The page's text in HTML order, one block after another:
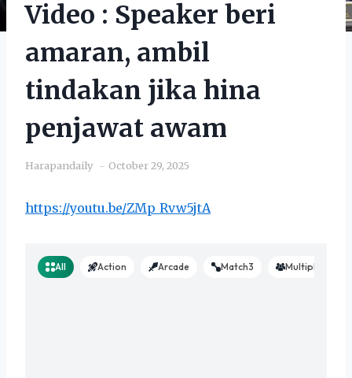
Video : Speaker beri
amaran, ambil
tindakan jika hina
penjawat awam
Harapandaily October 29, 2025
https://youtu.be/ZMp_Rvw5jtA